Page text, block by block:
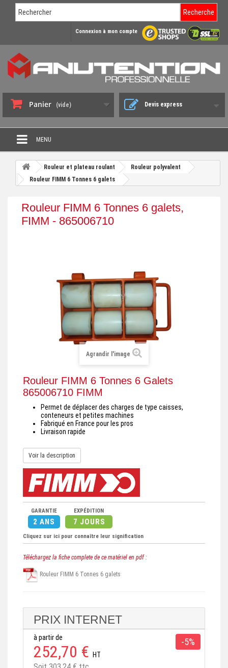
Recherche
Connexion à mon compte
Panier (vide) Devis express
MENU
PROMO DÉSTOCKAGE
CHARIOT DE MANUTENTION
BENNE BASCULANTE
TRANSPALETTE ET PALETTAGE
GERBEUR ET CRIC INDUSTRIEL
ACCESSOIRES ET COMPLÉMENTS
Rouleur et plateau roulant
Rouleur polyvalent
Rouleur FIMM 6 Tonnes 6 galets
Rouleur FIMM 6 Tonnes 6 galets,
FIMM - 865006710
Agrandir l'image
Rouleur FIMM 6 Tonnes 6 Galets
865006710 FIMM
Permet de déplacer des charges de type caisses,
conteneurs et petites machines
Fabriqué en France pour les pros
Livraison rapide
Voir la description
GARANTIE
2 ANS
EXPÉDITION
7 JOURS
Cliquez sur ici pour connaître leur signification
Téléchargez la fiche complete de ce matériel en pdf :
Rouleur FIMM 6 Tonnes 6 galets
PRIX INTERNET
à partir de
252,70 € HT
-5%